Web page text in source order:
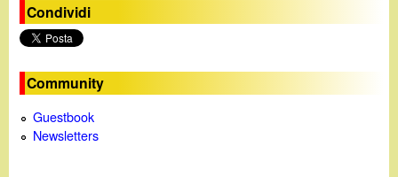
Condividi
Community
Guestbook
Newsletters